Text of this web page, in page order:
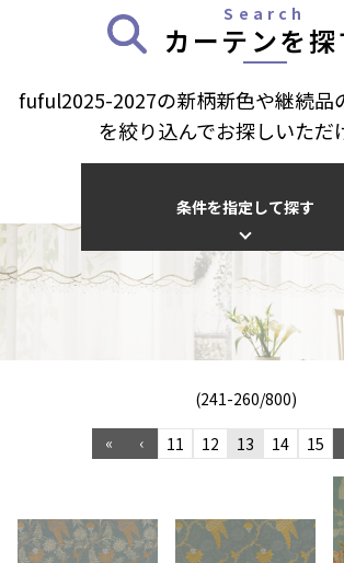
Search
カーテンを探
fuful2025-2027の新柄新色や継続品
を絞り込んでお探しいただ
条件を指定して探す
(241-260/800)
«
‹ 11 12 13 14 15